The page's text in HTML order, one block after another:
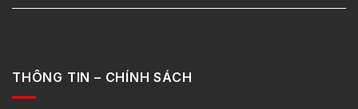
THÔNG TIN – CHÍNH SÁCH